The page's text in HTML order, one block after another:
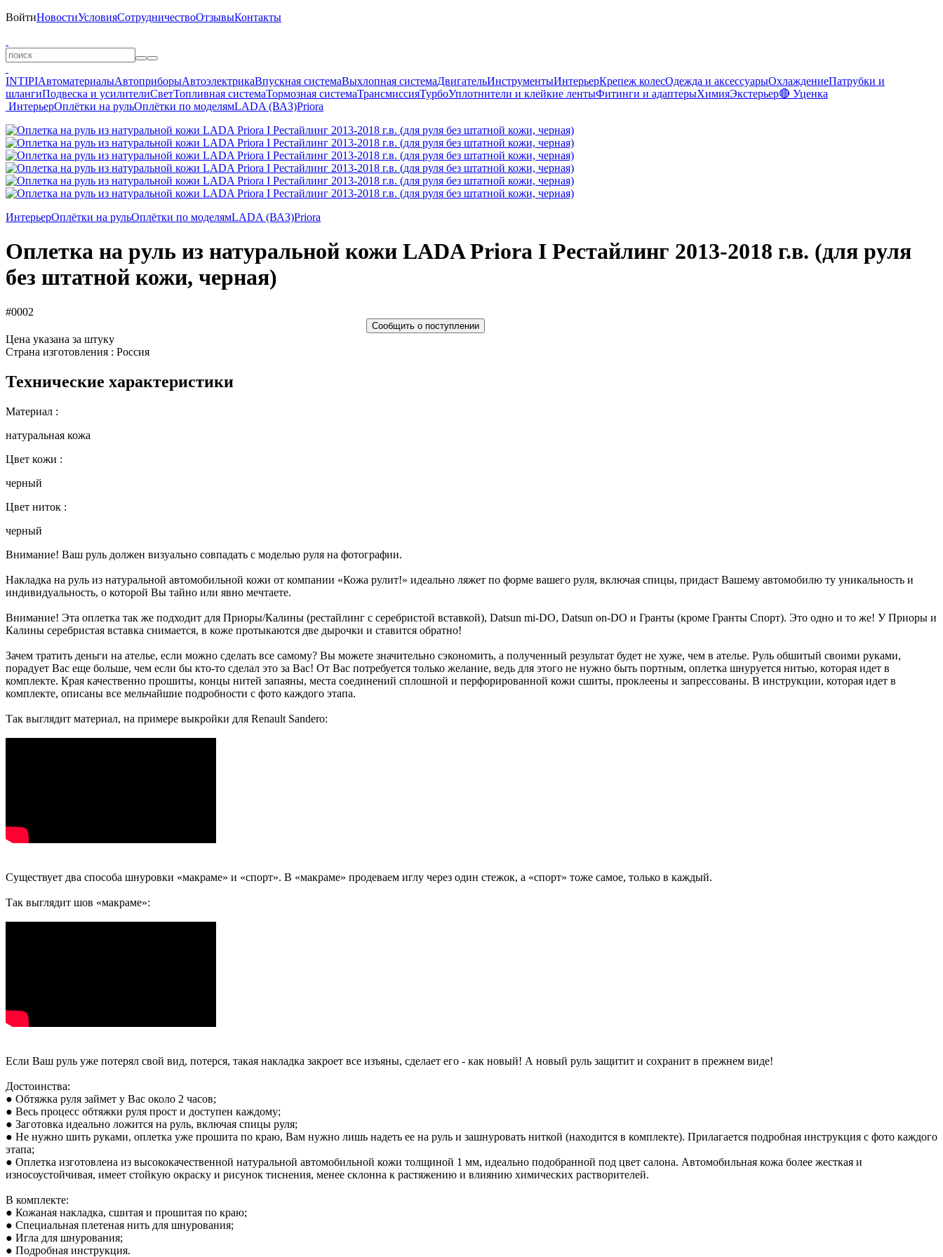
ВойтиНовостиУсловияСотрудничествоОтзывыКонтакты
INTIPIАвтоматериалыАвтоприборыАвтоэлектрикаВпускная системаВыхлопная системаДвигательИнструментыИнтерьерКрепеж колесОдежда и аксессуарыОхлаждениеПатрубки и
шлангиПодвеска и усилителиСветТопливная системаТормозная системаТрансмиссияТурбоУплотнители и клейкие лентыФитинги и адаптерыХимияЭкстерьер🔴 Уценка
ИнтерьерОплётки на рульОплётки по моделямLADA (ВАЗ)Priora
ИнтерьерОплётки на рульОплётки по моделямLADA (ВАЗ)Priora
Оплетка на руль из натуральной кожи LADA Priora I Рестайлинг 2013-2018 г.в. (для руля
без штатной кожи, черная)
#0002
Сообщить о поступлении
Цена указана за штуку
Страна изготовления : Россия
Технические характеристики
Материал :
натуральная кожа
Цвет кожи :
черный
Цвет ниток :
черный
Внимание! Ваш руль должен визуально совпадать с моделью руля на фотографии.
Накладка на руль из натуральной автомобильной кожи от компании «Кожа рулит!» идеально ляжет по форме вашего руля, включая спицы, придаст Вашему автомобилю ту уникальность и
индивидуальность, о которой Вы тайно или явно мечтаете.
Внимание! Эта оплетка так же подходит для Приоры/Калины (рестайлинг с серебристой вставкой), Datsun mi-DO, Datsun on-DO и Гранты (кроме Гранты Спорт). Это одно и то же! У Приоры и
Калины серебристая вставка снимается, в коже протыкаются две дырочки и ставится обратно!
Зачем тратить деньги на ателье, если можно сделать все самому? Вы можете значительно сэкономить, а полученный результат будет не хуже, чем в ателье. Руль обшитый своими руками,
порадует Вас еще больше, чем если бы кто-то сделал это за Вас! От Вас потребуется только желание, ведь для этого не нужно быть портным, оплетка шнуруется нитью, которая идет в
комплекте. Края качественно прошиты, концы нитей запаяны, места соединений сплошной и перфорированной кожи сшиты, проклеены и запрессованы. В инструкции, которая идет в
комплекте, описаны все мельчайшие подробности с фото каждого этапа.
Так выглядит материал, на примере выкройки для Renault Sandero:
Существует два способа шнуровки «макраме» и «спорт». В «макраме» продеваем иглу через один стежок, а «спорт» тоже самое, только в каждый.
Так выглядит шов «макраме»:
Если Ваш руль уже потерял свой вид, потерся, такая накладка закроет все изъяны, сделает его - как новый! А новый руль защитит и сохранит в прежнем виде!
Достоинства:
● Обтяжка руля займет у Вас около 2 часов;
● Весь процесс обтяжки руля прост и доступен каждому;
● Заготовка идеально ложится на руль, включая спицы руля;
● Не нужно шить руками, оплетка уже прошита по краю, Вам нужно лишь надеть ее на руль и зашнуровать ниткой (находится в комплекте). Прилагается подробная инструкция с фото каждого
этапа;
● Оплетка изготовлена из высококачественной натуральной автомобильной кожи толщиной 1 мм, идеально подобранной под цвет салона. Автомобильная кожа более жесткая и
износоустойчивая, имеет стойкую окраску и рисунок тиснения, менее склонна к растяжению и влиянию химических растворителей.
В комплекте:
● Кожаная накладка, сшитая и прошитая по краю;
● Специальная плетеная нить для шнурования;
● Игла для шнурования;
● Подробная инструкция.